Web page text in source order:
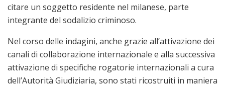
citare un soggetto residente nel milanese, parte
integrante del sodalizio criminoso.
Nel corso delle indagini, anche grazie all’attivazione dei
canali di collaborazione internazionale e alla successiva
attivazione di specifiche rogatorie internazionali a cura
dell’Autorità Giudiziaria, sono stati ricostruiti in maniera